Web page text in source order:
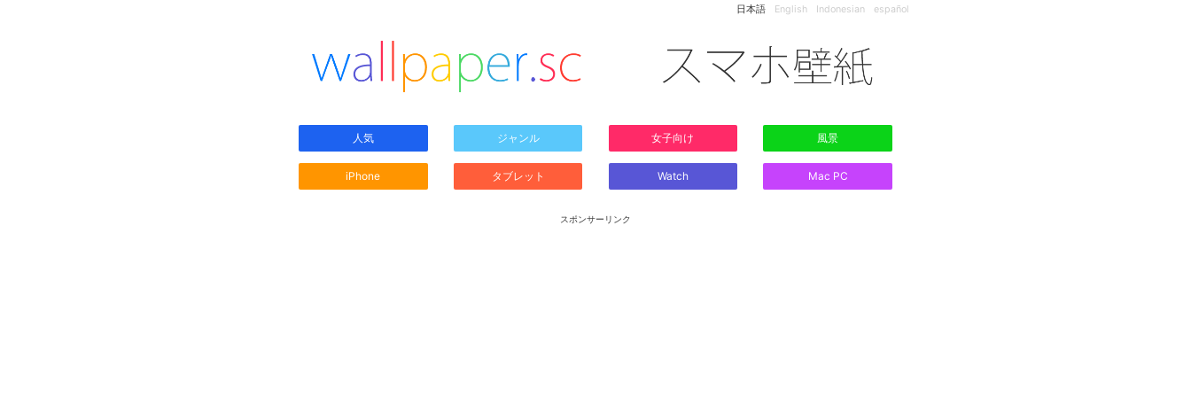
日本語 English Indonesian español
人気 ジャンル 女子向け 風景
iPhone タブレット Watch Mac PC
スポンサーリンク